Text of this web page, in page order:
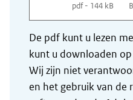
pdf - 144 kB
De pdf kunt u lezen
kunt u downloaden
Wij zijn niet
en het gebruik van de